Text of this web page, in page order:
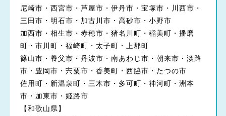
尼崎市・西宮市・芦屋市・伊丹市・宝塚市・川西市・
三田市・明石市・加古川市・高砂市・小野市
加西市・相生市・赤穂市・猪名川町・稲美町・播磨
町・市川町・福崎町・太子町・上郡町
篠山市・養父市・丹波市・南あわじ市・朝来市・淡路
市・豊岡市・宍粟市・香美町・西脇市・たつの市
佐用町・新温泉町・三木市・多可町・神河町・洲本
市・加東市・姫路市
【和歌山県】